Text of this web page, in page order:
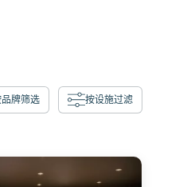
牌筛选 按设施过滤